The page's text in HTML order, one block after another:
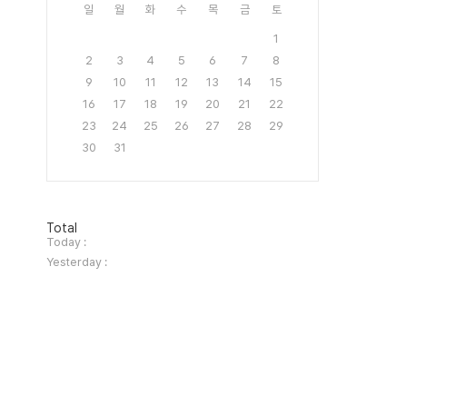
일 월 화 수 목 금 토
1
2
3 4 5 6 7
8
9
10 11 12 13 14
15
16
17 18 19 20 21
22
23
24 25 26 27 28
29
30
31
방
문
자
수
Total
Today :
Yesterday :